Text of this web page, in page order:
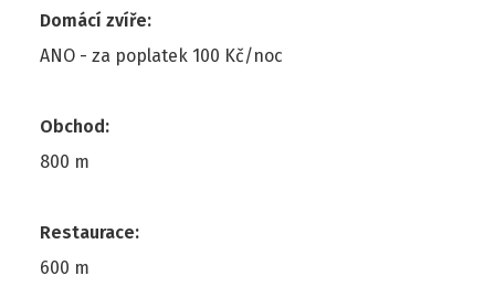
Domácí zvíře:
ANO - za poplatek 100 Kč/noc
Obchod:
800 m
Restaurace:
600 m